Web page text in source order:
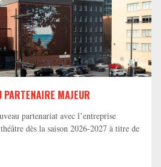
PARTENAIRE MAJEUR
partenariat avec l’entreprise
dès la saison 2026-2027 à titre de